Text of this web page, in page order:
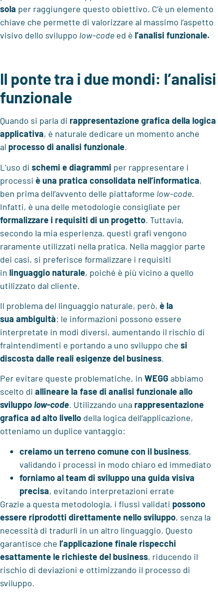
sola per raggiungere questo obiettivo. C’è un elemento
chiave che permette di valorizzare al massimo l’aspetto
visivo dello sviluppo low-code ed è l’analisi funzionale.
Il ponte tra i due mondi: l’analisi
funzionale
Quando si parla di rappresentazione grafica della logica
applicativa, è naturale dedicare un momento anche
al processo di analisi funzionale.
L’uso di schemi e diagrammi per rappresentare i
processi è una pratica consolidata nell’informatica,
ben prima dell’avvento delle piattaforme low-code.
Infatti, è una delle metodologie consigliate per
formalizzare i requisiti di un progetto. Tuttavia,
secondo la mia esperienza, questi grafi vengono
raramente utilizzati nella pratica. Nella maggior parte
dei casi, si preferisce formalizzare i requisiti
in linguaggio naturale, poiché è più vicino a quello
utilizzato dal cliente.
Il problema del linguaggio naturale, però, è la
sua ambiguità: le informazioni possono essere
interpretate in modi diversi, aumentando il rischio di
fraintendimenti e portando a uno sviluppo che si
discosta dalle reali esigenze del business.
Per evitare queste problematiche, in WEGGabbiamo
scelto di allineare la fase di analisi funzionale allo
sviluppolow-code. Utilizzando una rappresentazione
grafica ad alto livello della logica dell’applicazione,
otteniamo un duplice vantaggio:
creiamo un terreno comune con il business,
validando i processi in modo chiaro ed immediato
forniamo al team di sviluppo una guida visiva
precisa, evitando interpretazioni errate
Grazie a questa metodologia, i flussi validati possono
essere riprodotti direttamente nello sviluppo, senza la
necessità di tradurli in un altro linguaggio. Questo
garantisce che l’applicazione finale rispecchi
esattamente le richieste del business, riducendo il
rischio di deviazioni e ottimizzando il processo di
sviluppo.